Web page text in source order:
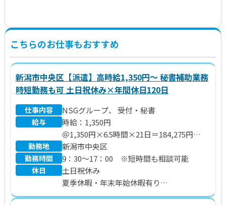
こちらのお仕事もおすすめ
新潟市中央区【派遣】高時給1,350円～ 秘書補助業務
時短勤務も可 土日祝休み×年間休日120日
仕事内容 NSGグループ、 受付・秘書
給与
時給：1,350円
＠1,350円×6.5時間×21日＝184,275円
※別途 残業代、交通費支給いたします。
勤務地 新潟市中央区
勤務時間 9：30～17：00 ※短時間も相談可能
休日
土日祝休み
夏季休暇・年末年始休暇有り
年間休日120日